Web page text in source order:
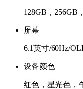
128GB，256GB
屏幕
6.1英寸/60Hz/
设备颜色
红色，星光色，